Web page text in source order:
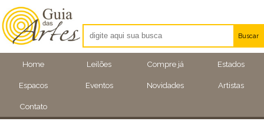
Home Leilões Compre já Estados
Espacos Eventos Novidades Artistas
Contato
Buscar
Artistas
Eventos